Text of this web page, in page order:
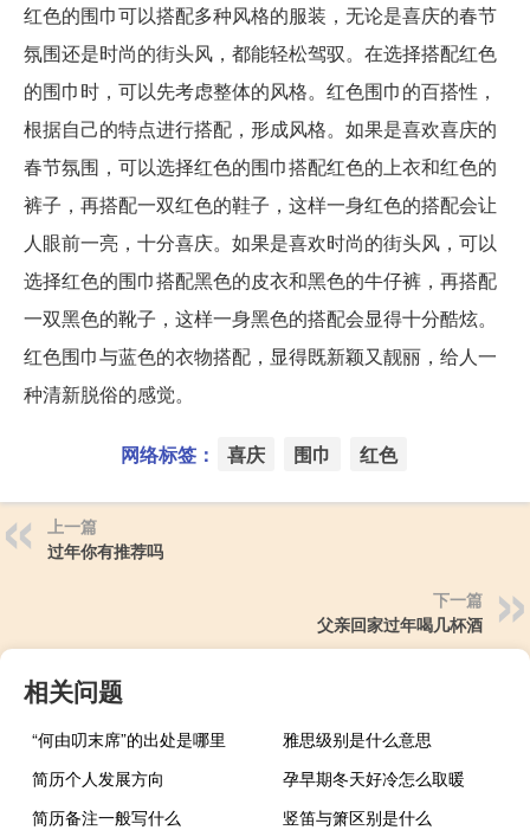
红色的围巾可以搭配多种风格的服装，无论是喜庆的春节
氛围还是时尚的街头风，都能轻松驾驭。在选择搭配红色
的围巾时，可以先考虑整体的风格。红色围巾的百搭性，
根据自己的特点进行搭配，形成风格。如果是喜欢喜庆的
春节氛围，可以选择红色的围巾搭配红色的上衣和红色的
裤子，再搭配一双红色的鞋子，这样一身红色的搭配会让
人眼前一亮，十分喜庆。如果是喜欢时尚的街头风，可以
选择红色的围巾搭配黑色的皮衣和黑色的牛仔裤，再搭配
一双黑色的靴子，这样一身黑色的搭配会显得十分酷炫。
红色围巾与蓝色的衣物搭配，显得既新颖又靓丽，给人一
种清新脱俗的感觉。
网络标签： 喜庆 围巾 红色
上一篇
过年你有推荐吗
下一篇
父亲回家过年喝几杯酒
相关问题
“何由叨末席”的出处是哪里
雅思级别是什么意思
简历个人发展方向
孕早期冬天好冷怎么取暖
简历备注一般写什么
竖笛与箫区别是什么